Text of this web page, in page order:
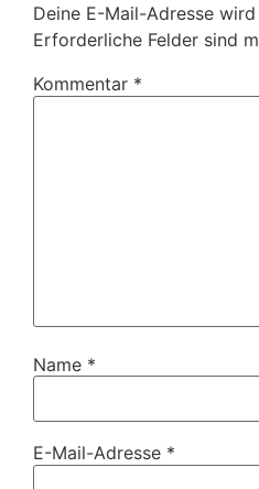
Deine E-Mail-Adresse
Erforderliche Felder sind
Kommentar *
Name *
E-Mail-Adresse *